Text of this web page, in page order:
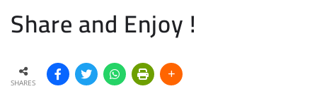
Share and Enjoy !
SHARES